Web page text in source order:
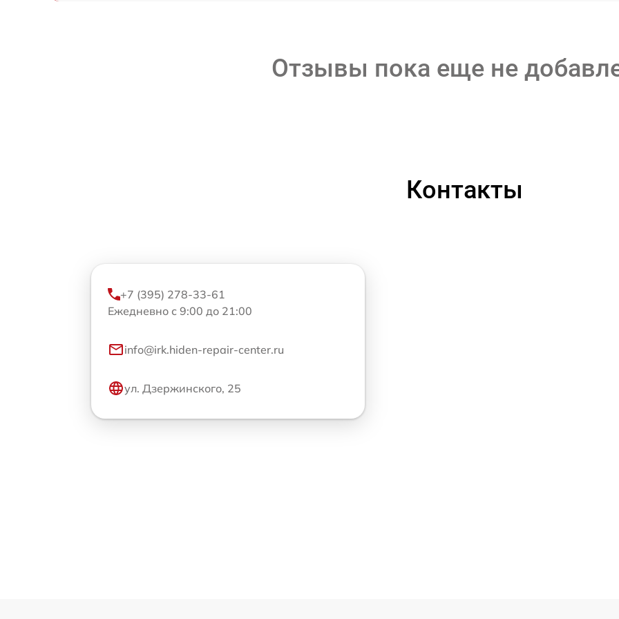
Отзывы пока еще не
Контакты
+7 (395) 278-33-61
Ежедневно с 9:00 до 21:00
info@irk.hiden-repair-center.ru
ул. Дзержинского, 25